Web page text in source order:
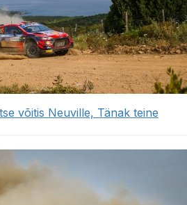
võitis Neuville, Tänak teine